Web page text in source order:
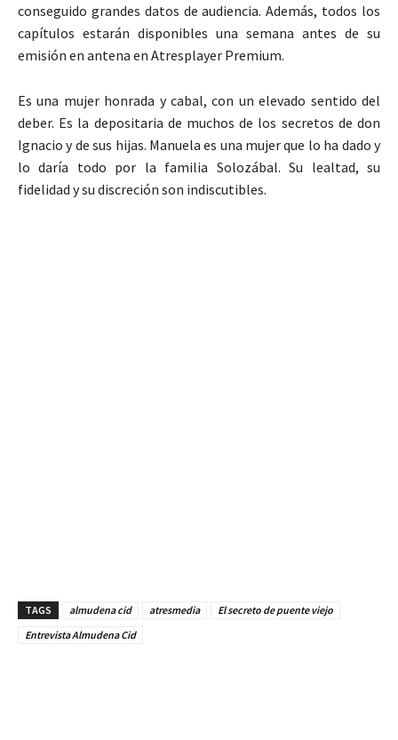
conseguido grandes datos de audiencia. Además, todos los
capítulos estarán disponibles una semana antes de su
emisión en antena en Atresplayer Premium.
Es una mujer honrada y cabal, con un elevado sentido del
deber. Es la depositaria de muchos de los secretos de don
Ignacio y de sus hijas. Manuela es una mujer que lo ha dado y
lo daría todo por la familia Solozábal. Su lealtad, su
fidelidad y su discreción son indiscutibles.
TAGS almudena cid atresmedia
El secreto de puente viejo
Entrevista Almudena Cid